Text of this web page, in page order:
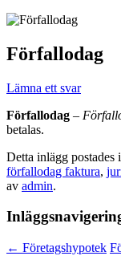
Förfallodag
Lämna ett svar
Förfallodag –
betalas.
Detta inlägg postades i
förfallodag faktura,
av admin.
← Företagshypotek